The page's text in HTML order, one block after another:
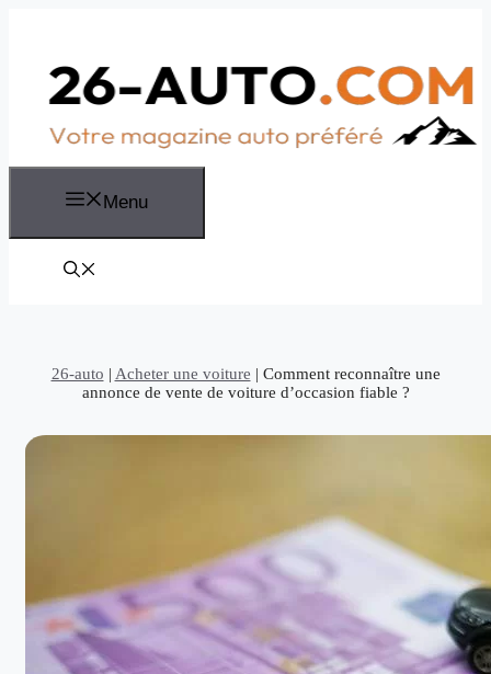
Menu
26-auto | Acheter une voiture | Comment reconnaître une
annonce de vente de voiture d’occasion fiable ?